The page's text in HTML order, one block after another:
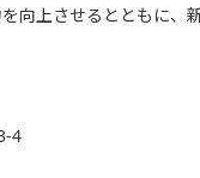
向上させるとともに、
4